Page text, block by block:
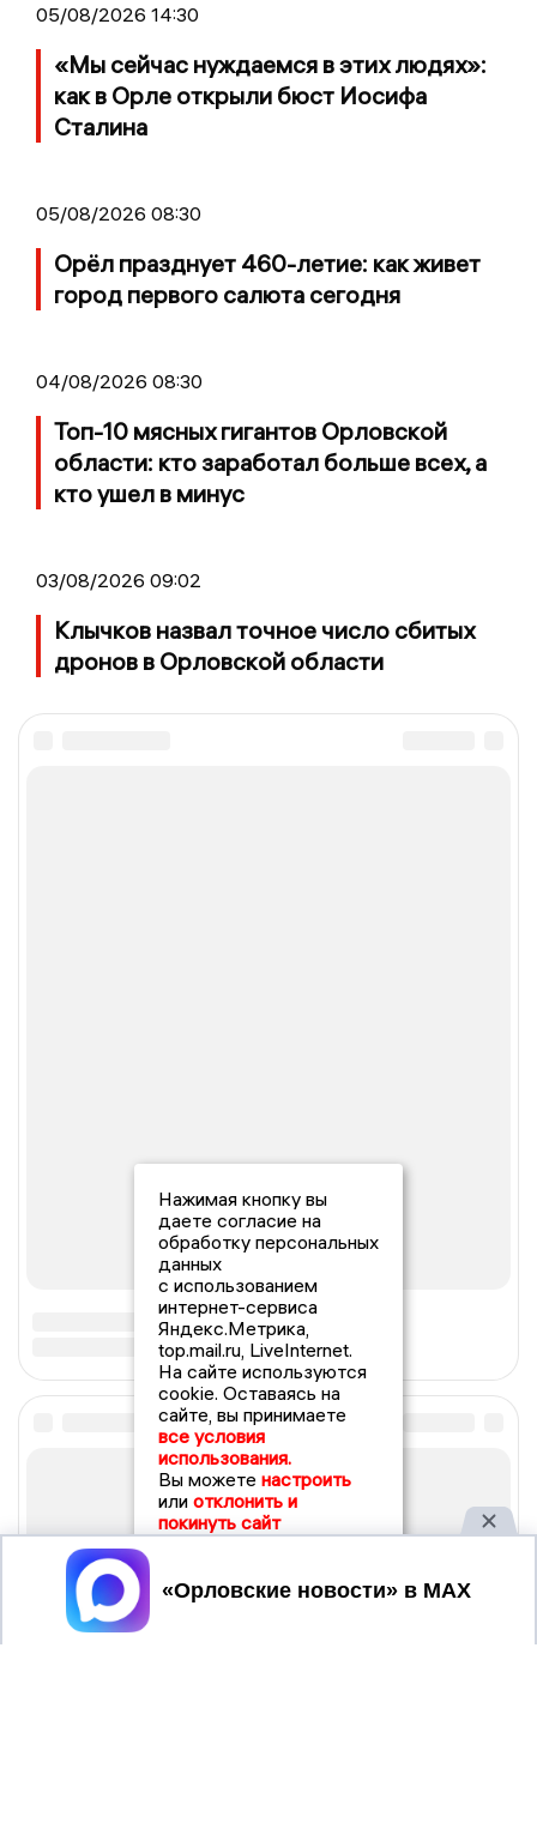
05/08/2026 14:30
«Мы сейчас нуждаемся в этих людях»:
как в Орле открыли бюст Иосифа
Сталина
05/08/2026 08:30
Орёл празднует 460-летие: как живет
город первого салюта сегодня
04/08/2026 08:30
Топ-10 мясных гигантов Орловской
области: кто заработал больше всех, а
кто ушел в минус
03/08/2026 09:02
Клычков назвал точное число сбитых
дронов в Орловской области
Нажимая кнопку вы
даете согласие на
обработку персональных
данных
с использованием
интернет-сервиса
Яндекс.Метрика,
top.mail.ru, LiveInternet.
На сайте используются
cookie. Оставаясь на
сайте, вы принимаете
все условия
использования.
Вы можете настроить
или отклонить и
покинуть сайт
Принять